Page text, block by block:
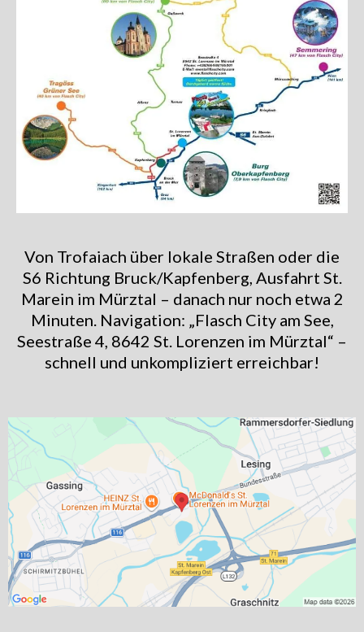
Von Trofaiach über lokale Straßen oder die
S6 Richtung Bruck/Kapfenberg, Ausfahrt St.
Marein im Mürztal – danach nur noch etwa 2
Minuten. Navigation: „Flasch City am See,
Seestraße 4, 8642 St. Lorenzen im Mürztal“ –
schnell und unkompliziert erreichbar!